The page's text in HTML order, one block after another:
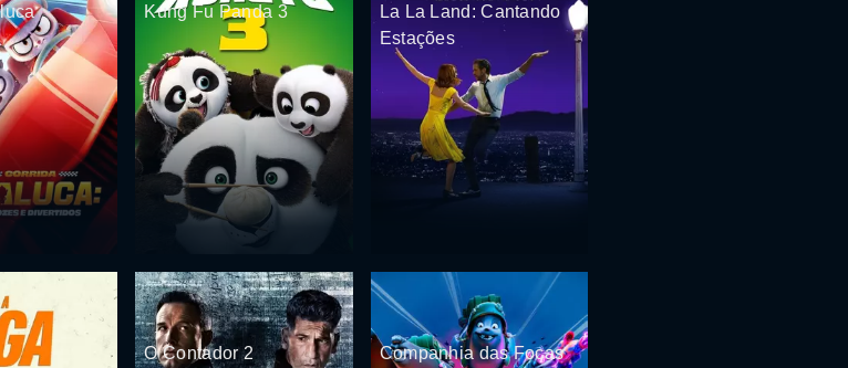
Kung Fu Panda 3
La La Land: Cantando
Estações
O Contador 2 Companhia das Focas